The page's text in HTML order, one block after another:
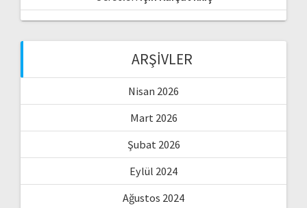
ARŞIVLER
Nisan 2026
Mart 2026
Şubat 2026
Eylül 2024
Ağustos 2024